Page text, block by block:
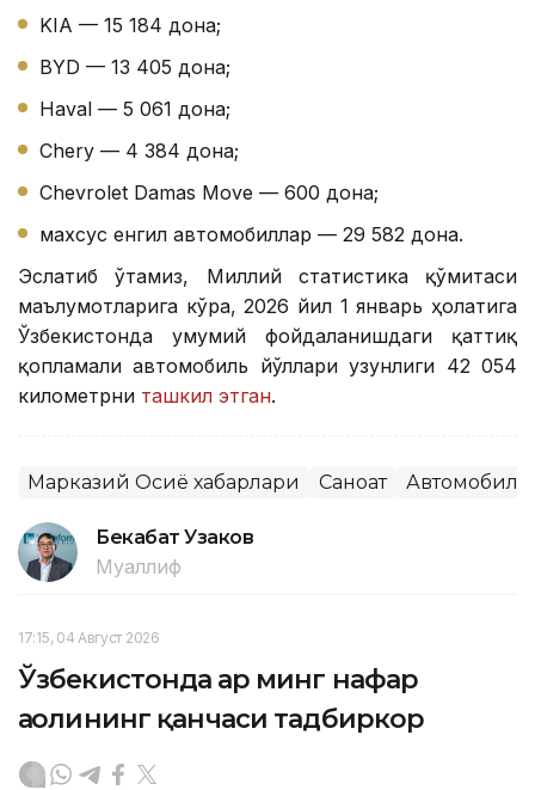
KIA — 15 184 дона;
BYD — 13 405 дона;
Haval — 5 061 дона;
Chery — 4 384 дона;
Chevrolet Damas Move — 600 дона;
махсус енгил автомобиллар — 29 582 дона.
Эслатиб ўтамиз, Миллий статистика қўмитаси
маълумотларига кўра, 2026 йил 1 январь ҳолатига
Ўзбекистонда умумий фойдаланишдаги қаттиқ
қопламали автомобиль йўллари узунлиги 42 054
километрни ташкил этган.
Марказий Осиё хабарлари Саноат
Бекабат Узаков
Муаллиф
17:15, 04 Август 2026
Ўзбекистонда ҳар минг нафар
аҳолининг қанчаси тадбиркор